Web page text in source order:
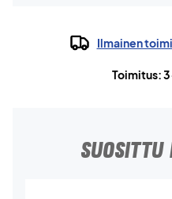
Ilmainen
Toimitus:
SUOSITTU